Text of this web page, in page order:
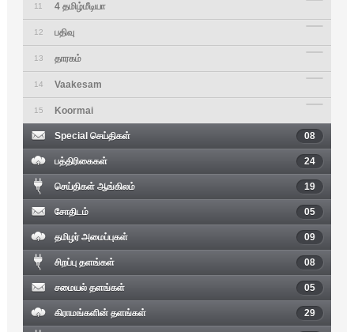
11 4 தமிழ்மீடியா
12 பதிவு
13 தாரகம்
14 Vaakesam
15 Koormai
Special செய்திகள் 08
பத்திரிகைகள் 24
செய்திகள் ஆங்கிலம் 19
சோதிடம் 05
தமிழர் அமைப்புகள் 09
சிறப்பு தளங்கள் 08
சமையல் தளங்கள் 05
கிராமங்களின் தளங்கள் 29